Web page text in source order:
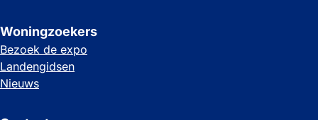
Woningzoekers
Bezoek de expo
Landengidsen
Nieuws